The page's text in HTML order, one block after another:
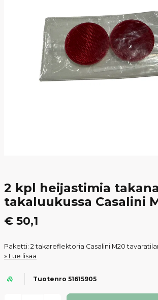
2 kpl heijastimia
takaluukussa Casalini
€ 50,1
Paketti: 2 takareflektoria Casalini M20
Lue lisää
Tuotenro 51615905